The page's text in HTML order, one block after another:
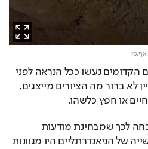
החוקרים קבעו גם כי הציורים הקדומים נעשו ככל הנראה לפני
כ-75 אלף שנים. עם זאת, עדיין לא ברור מה הציורים מייצגים,
או חפץ כלשהו.
הציורים שהתגלו מהווים הוכחה לכך שמבחינת מודעות
ואינטליגנציה, הפעולות והעשייה של הניאנדרתליים היו מגוונות